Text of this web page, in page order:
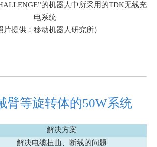
的机器人中所采用的TDK无线充
电系统
片提供：移动机器人研究所）
臂等旋转体的50W系统
解决方案
解决电缆扭曲、断线的问题